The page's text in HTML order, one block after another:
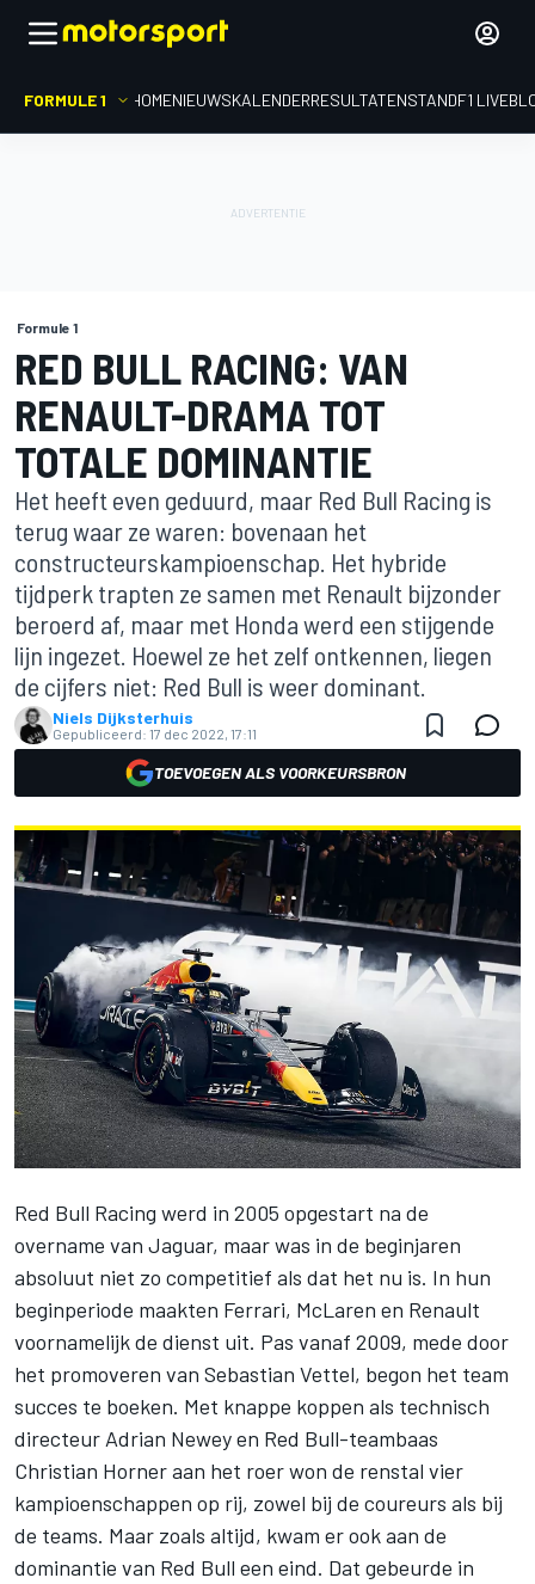
FORMULE 1 HOMENIEUWSKALENDERRESULTATENSTANDF1
Formule 1
RED BULL RACING: VAN
RENAULT-DRAMA TOT
TOTALE DOMINANTIE
Het heeft even geduurd, maar Red Bull Racing is
terug waar ze waren: bovenaan het
constructeurskampioenschap. Het hybride
tijdperk trapten ze samen met Renault bijzonder
beroerd af, maar met Honda werd een stijgende
lijn ingezet. Hoewel ze het zelf ontkennen, liegen
de cijfers niet: Red Bull is weer dominant.
Niels Dijksterhuis
Gepubliceerd: 17 dec 2022, 17:11
TOEVOEGEN ALS VOORKEURSBRON
Red Bull Racing werd in 2005 opgestart na de
overname van Jaguar, maar was in de beginjaren
absoluut niet zo competitief als dat het nu is. In hun
beginperiode maakten Ferrari, McLaren en Renault
voornamelijk de dienst uit. Pas vanaf 2009, mede door
het promoveren van Sebastian Vettel, begon het team
succes te boeken. Met knappe koppen als technisch
directeur Adrian Newey en Red Bull-teambaas
Christian Horner aan het roer won de renstal vier
kampioenschappen op rij, zowel bij de coureurs als bij
de teams. Maar zoals altijd, kwam er ook aan de
dominantie van Red Bull een eind. Dat gebeurde in